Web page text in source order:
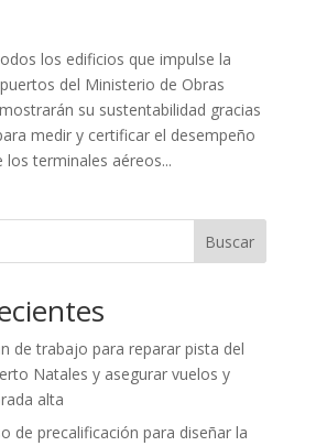
los edificios que impulse la
del Ministerio de Obras
su sustentabilidad gracias
medir y certificar el desempeño
terminales aéreos...
Buscar
de trabajo para reparar pista del
Natales y asegurar vuelos y
alta
de precalificación para diseñar la